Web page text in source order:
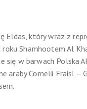
Eldas, który wraz z
Shamhootem Al
się w barwach Polska
araby Cornelii Fraisl